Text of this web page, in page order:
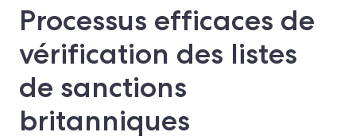
Processus efficaces de
vérification des listes
de sanctions
britanniques